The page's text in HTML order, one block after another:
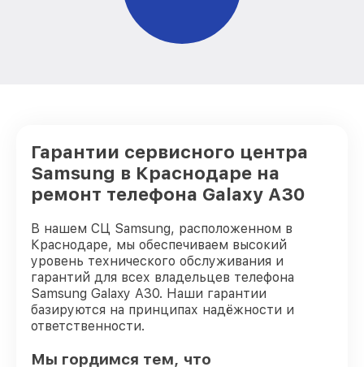
Гарантии сервисного центра
Samsung в Краснодаре на
ремонт телефона Galaxy A30
В нашем СЦ Samsung, расположенном в
Краснодаре, мы обеспечиваем высокий
уровень технического обслуживания и
гарантий для всех владельцев телефона
Samsung Galaxy A30. Наши гарантии
базируются на принципах надёжности и
ответственности.
Мы гордимся тем, что